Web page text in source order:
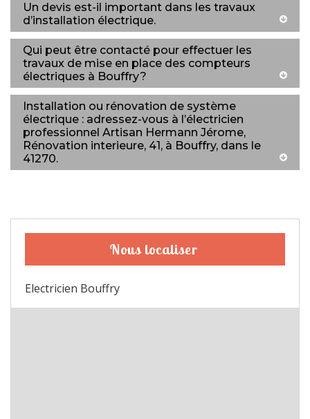
Un devis est-il important dans les travaux
d’installation électrique.
Qui peut être contacté pour effectuer les
travaux de mise en place des compteurs
électriques à Bouffry?
Installation ou rénovation de système
électrique : adressez-vous à l’électricien
professionnel Artisan Hermann Jérome,
Rénovation interieure, 41, à Bouffry, dans le
41270.
Nous localiser
Electricien Bouffry